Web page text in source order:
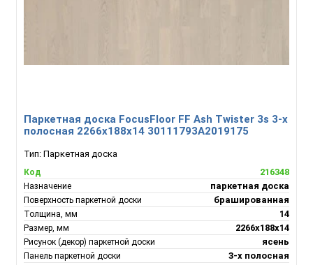
Паркетная доска FocusFloor FF Ash Twister 3s 3-х
полосная 2266х188х14 30111793А2019175
Тип: Паркетная доска
Код 216348
Назначение паркетная доска
Поверхность паркетной доски брашированная
Толщина, мм 14
Размер, мм 2266х188х14
Рисунок (декор) паркетной доски ясень
Панель паркетной доски 3-х полосная